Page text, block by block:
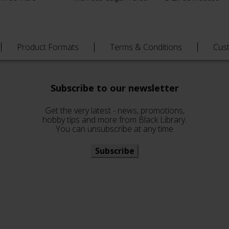
Product Formats Terms & Conditions
Subscribe to our newsletter
Get the very latest - news, promotions,
hobby tips and more from Black Library.
You can unsubscribe at any time
Subscribe